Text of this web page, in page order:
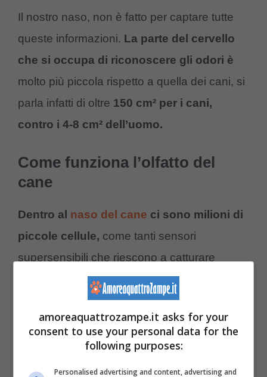
Il nostro naso, non è fatto per captare tutte
queste informazioni. La parte del cervello
che si occupa di riconoscere gli odori è
molto più piccola rispetto a quella dei cani, si
parla infatti di oltre 150 cm² per i cani,
contro i 4-8 cm² dell’uomo.
Come funziona l’olfatto del
cane
Dentro al naso del cane ci sono milioni di
piccole cellule, come tanti sensori
supersensibili che riescono a catturare
anche le particelle più piccole e più difficili da
percepire nell’aria.
Quandoqueste cellule sentono un odore,
amoreaquattrozampe.it asks for your
consent to use your personal data for the
following purposes:
Personalised advertising and content, advertising and